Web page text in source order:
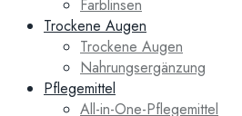
Farblinsen
Trockene Augen
Trockene Augen
Nahrungsergänzung
Pflegemittel
All-in-One-Pflegemittel